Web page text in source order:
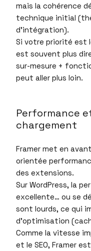
mais la cohérence
technique initial
d’intégration).
Si votre priorité est
est souvent plus
sur-mesure +
peut aller plus loin.
Performance
chargement
Framer met en
orientée
des extensions.
Sur WordPress, la
excellente… ou se
sont lourds, ce qui
d’optimisation
Comme la vitesse
et le SEO, Framer